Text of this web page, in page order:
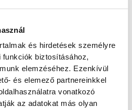
és hirdetések személyre
biztosításához,
elemzéséhez. Ezenkívül
és elemező partnereinkkel
vonatkozó
az adatokat más olyan
honlapjánTombor